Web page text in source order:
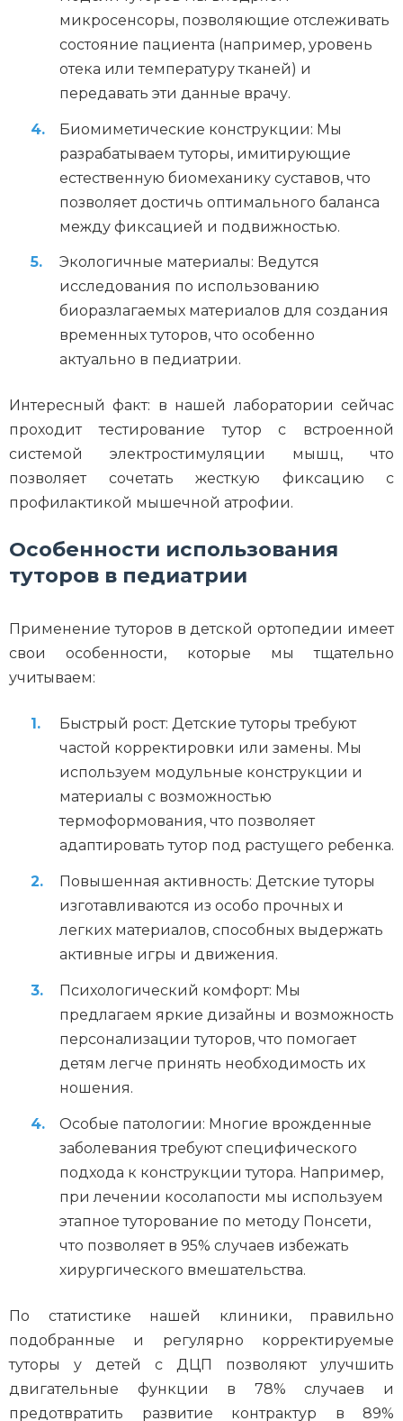
микросенсоры, позволяющие отслеживать
состояние пациента (например, уровень
отека или температуру тканей) и
передавать эти данные врачу.
Биомиметические конструкции: Мы
разрабатываем туторы, имитирующие
естественную биомеханику суставов, что
позволяет достичь оптимального баланса
между фиксацией и подвижностью.
Экологичные материалы: Ведутся
исследования по использованию
биоразлагаемых материалов для создания
временных туторов, что особенно
актуально в педиатрии.
Интересный факт: в нашей лаборатории сейчас
проходит тестирование тутор с встроенной
системой электростимуляции мышц, что
позволяет сочетать жесткую фиксацию с
профилактикой мышечной атрофии.
Особенности использования
туторов в педиатрии
Применение туторов в детской ортопедии имеет
свои особенности, которые мы тщательно
учитываем:
Быстрый рост: Детские туторы требуют
частой корректировки или замены. Мы
используем модульные конструкции и
материалы с возможностью
термоформования, что позволяет
адаптировать тутор под растущего ребенка.
Повышенная активность: Детские туторы
изготавливаются из особо прочных и
легких материалов, способных выдержать
активные игры и движения.
Психологический комфорт: Мы
предлагаем яркие дизайны и возможность
персонализации туторов, что помогает
детям легче принять необходимость их
ношения.
Особые патологии: Многие врожденные
заболевания требуют специфического
подхода к конструкции тутора. Например,
при лечении косолапости мы используем
этапное туторование по методу Понсети,
что позволяет в 95% случаев избежать
хирургического вмешательства.
По статистике нашей клиники, правильно
подобранные и регулярно корректируемые
туторы у детей с ДЦП позволяют улучшить
двигательные функции в 78% случаев и
предотвратить развитие контрактур в 89%